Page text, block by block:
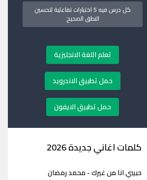
كل درس فيه 5 اختبارات تفاعلية لتحسين
النطق الصحيح
تعلم اللغة الانجليزية
حمل تطبيق الاندرويد
حمل تطبيق الايفون
كلمات اغاني جديدة 2026
حبيبي انا من غيرك - محمد رمضان